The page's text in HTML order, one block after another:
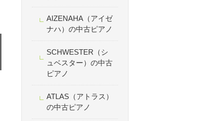
AIZENAHA（アイゼ
ナハ）の中古ピアノ
SCHWESTER（シ
ュベスター）の中古
ピアノ
ATLAS（アトラス）
の中古ピアノ